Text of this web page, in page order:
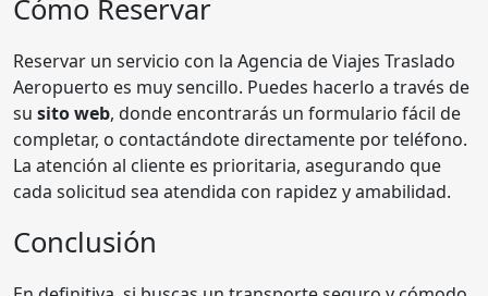
Cómo Reservar
Reservar un servicio con la Agencia de Viajes Traslado
Aeropuerto es muy sencillo. Puedes hacerlo a través de
su sito web, donde encontrarás un formulario fácil de
completar, o contactándote directamente por teléfono.
La atención al cliente es prioritaria, asegurando que
cada solicitud sea atendida con rapidez y amabilidad.
Conclusión